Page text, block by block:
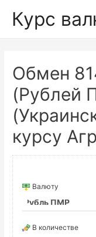
Курс
Обмен
(Рублей
курсу
Валюту
В количестве